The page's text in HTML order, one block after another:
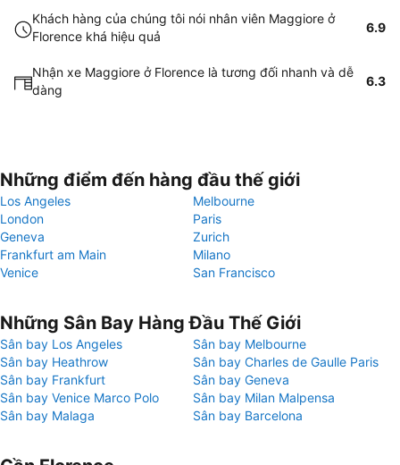
Khách hàng của chúng tôi nói nhân viên Maggiore ở
Florence khá hiệu quả
6.9
Nhận xe Maggiore ở Florence là tương đối nhanh và dễ
dàng
6.3
Những điểm đến hàng đầu thế giới
Los Angeles
Melbourne
London
Paris
Geneva
Zurich
Frankfurt am Main
Milano
Venice
San Francisco
Những Sân Bay Hàng Đầu Thế Giới
Sân bay Los Angeles
Sân bay Melbourne
Sân bay Heathrow
Sân bay Charles de Gaulle Paris
Sân bay Frankfurt
Sân bay Geneva
Sân bay Venice Marco Polo
Sân bay Milan Malpensa
Sân bay Malaga
Sân bay Barcelona